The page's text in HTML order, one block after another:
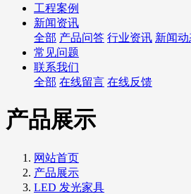
工程案例
新闻资讯
全部 产品问答 行业资讯 新闻
常见问题
联系我们
全部 在线留言 在线反馈
产品展示
网站首页
产品展示
LED 发光家具